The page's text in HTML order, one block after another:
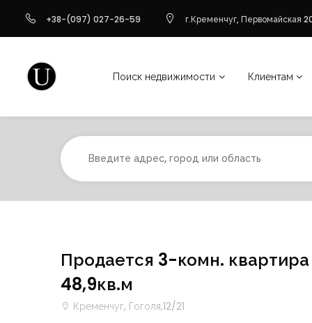
+38-(097) 027-26-59 г.Кременчуг, Первомайская
Поиск недвижимости Клиентам
Продается 3-комн.
48,9кв.м
Кременчуг, Гоголя,12/21